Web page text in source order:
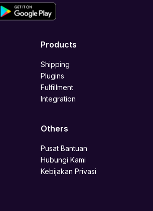
Products
Shipping
Plugins
Fulfillment
Integration
Others
Pusat Bantuan
Hubungi Kami
Kebijakan Privasi